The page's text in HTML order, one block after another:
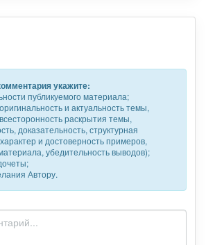
укажите:
публикуемого материала;
и актуальность темы,
раскрытия темы,
доказательность, структурная
и достоверность примеров,
убедительность выводов);
Автору.